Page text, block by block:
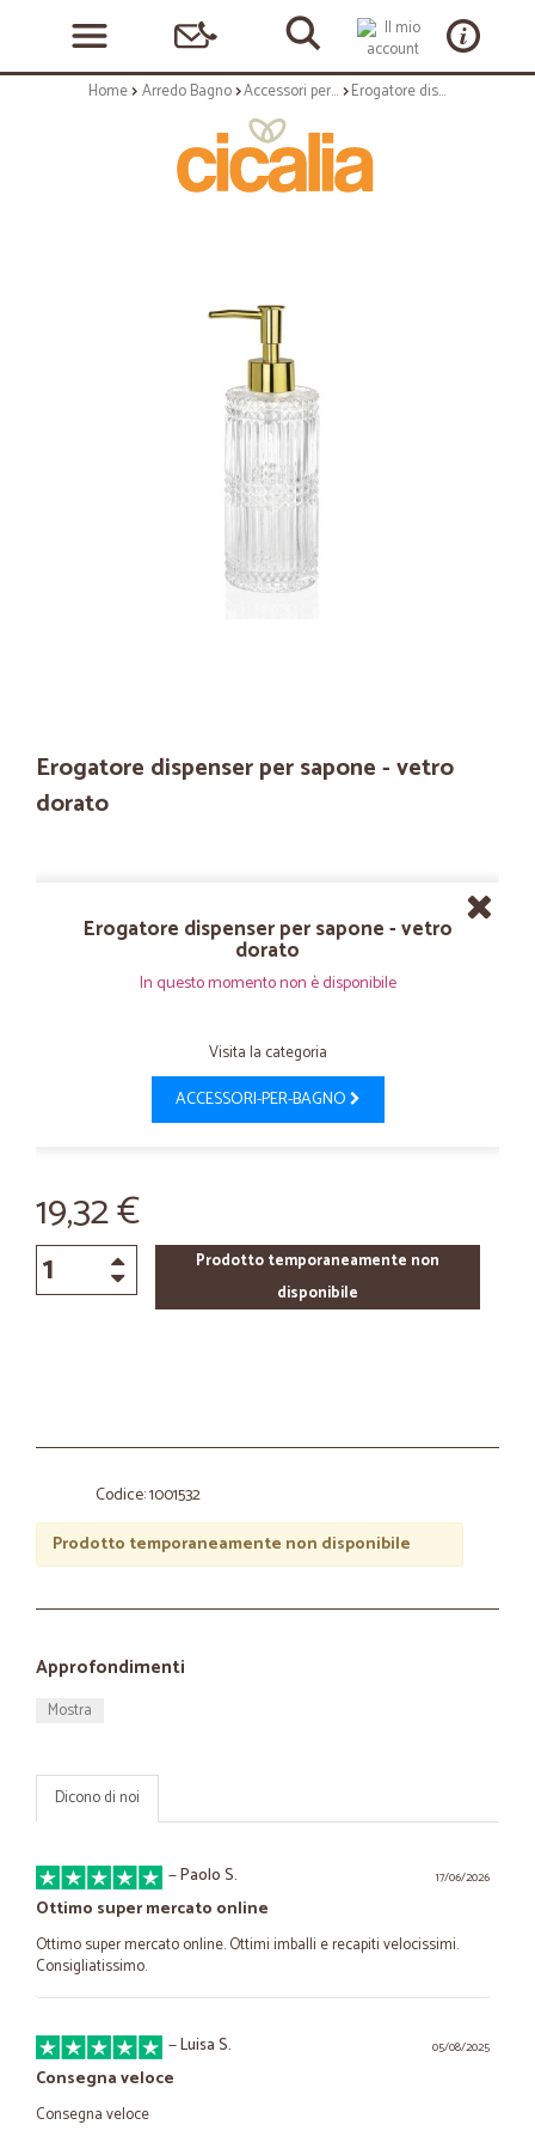
Home Arredo Bagno Accessori per bagno Erogatore dispenser per sapone - vetro dorato
Erogatore dispenser per sapone - vetro
dorato
Erogatore dispenser per sapone - vetro
dorato
In questo momento non è disponibile
Visita la categoria
ACCESSORI-PER-BAGNO
19,32 €
Prodotto temporaneamente non
disponibile
Codice: 1001532
Prodotto temporaneamente non disponibile
Approfondimenti
Mostra
Dicono di noi
17/06/2026
—Paolo S.
Ottimo super mercato online
Ottimo super mercato online. Ottimi imballi e recapiti velocissimi.
Consigliatissimo.
05/08/2025
—Luisa S.
Consegna veloce
Consegna veloce